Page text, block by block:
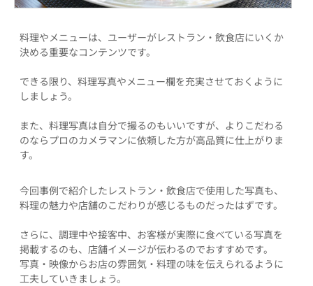
料理やメニューは、ユーザーがレストラン・飲食店にいくか
決める重要なコンテンツです。
できる限り、料理写真やメニュー欄を充実させておくように
しましょう。
また、料理写真は自分で撮るのもいいですが、よりこだわる
のならプロのカメラマンに依頼した方が高品質に仕上がりま
す。
今回事例で紹介したレストラン・飲食店で使用した写真も、
料理の魅力や店舗のこだわりが感じるものだったはずです。
さらに、調理中や接客中、お客様が実際に食べている写真を
掲載するのも、店舗イメージが伝わるのでおすすめです。
写真・映像からお店の雰囲気・料理の味を伝えられるように
工夫していきましょう。